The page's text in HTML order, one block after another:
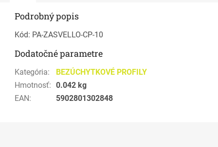
Podrobný popis
Kód: PA-ZASVELLO-CP-10
Dodatočné parametre
Kategória:
BEZÚCHYTKOVÉ PROFILY
Hmotnosť: 0.042 kg
EAN: 5902801302848